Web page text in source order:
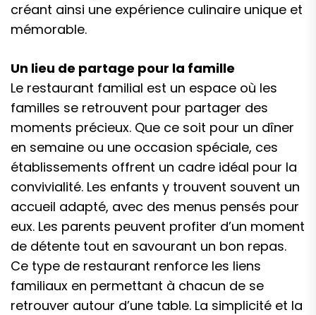
créant ainsi une expérience culinaire unique et
mémorable.
Un lieu de partage pour la famille
Le restaurant familial est un espace où les
familles se retrouvent pour partager des
moments précieux. Que ce soit pour un dîner
en semaine ou une occasion spéciale, ces
établissements offrent un cadre idéal pour la
convivialité. Les enfants y trouvent souvent un
accueil adapté, avec des menus pensés pour
eux. Les parents peuvent profiter d’un moment
de détente tout en savourant un bon repas.
Ce type de restaurant renforce les liens
familiaux en permettant à chacun de se
retrouver autour d’une table. La simplicité et la